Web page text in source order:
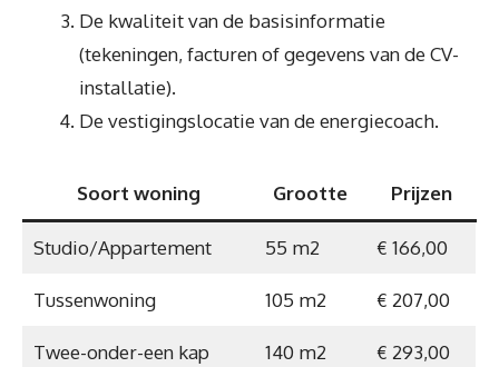
De kwaliteit van de basisinformatie
(tekeningen, facturen of gegevens van de CV-
installatie).
De vestigingslocatie van de energiecoach.
Soort woning Grootte Prijzen
Studio/Appartement 55 m2 € 166,00
Tussenwoning 105 m2 € 207,00
Twee-onder-een kap 140 m2 € 293,00